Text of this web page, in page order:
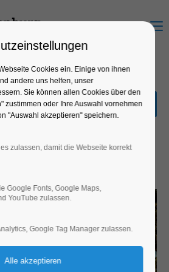
Menu
Destroying
Cookies ein. Einige von ihnen
andere uns helfen, unser
Sie können allen Cookies über den
zustimmen oder Ihre Auswahl vornehmen
"Auswahl akzeptieren" speichern.
zulassen, damit die Webseite korrekt
Google Fonts, Google Maps,
YouTube zulassen.
Google Tag Manager zulassen.